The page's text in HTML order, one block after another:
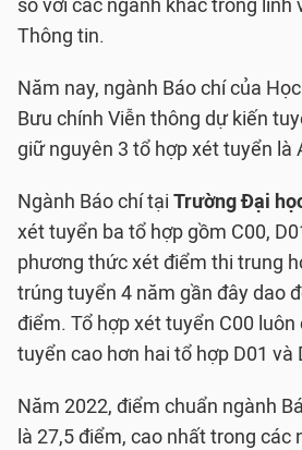
so với các ngành khác trong lĩnh
Thông tin.
Năm nay, ngành Báo chí của
Bưu chính Viễn thông dự kiến
giữ nguyên 3 tổ hợp xét tuyển là
Ngành Báo chí tại Trường Đại
xét tuyển ba tổ hợp gồm C00,
phương thức xét điểm thi trung
trúng tuyển 4 năm gần đây dao
điểm. Tổ hợp xét tuyển C00
tuyển cao hơn hai tổ hợp D01 và
Năm 2022, điểm chuẩn ngành
là 27,5 điểm, cao nhất trong các